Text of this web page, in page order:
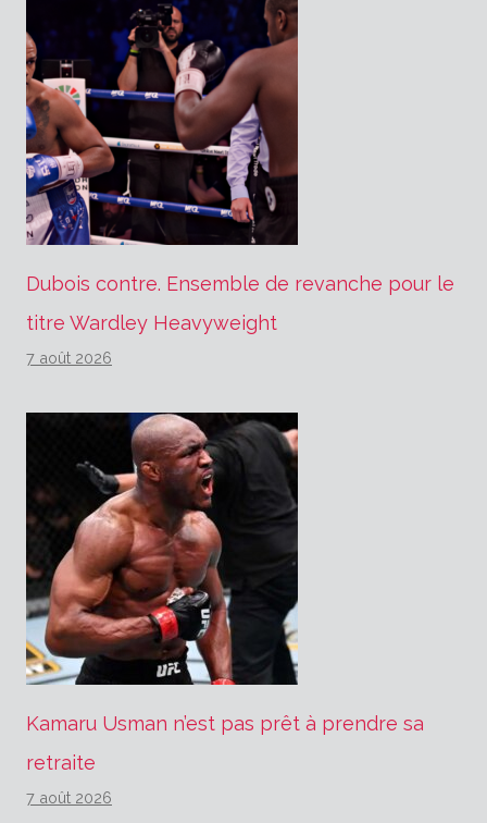
Dubois contre. Ensemble de revanche pour le
titre Wardley Heavyweight
7 août 2026
Kamaru Usman n’est pas prêt à prendre sa
retraite
7 août 2026